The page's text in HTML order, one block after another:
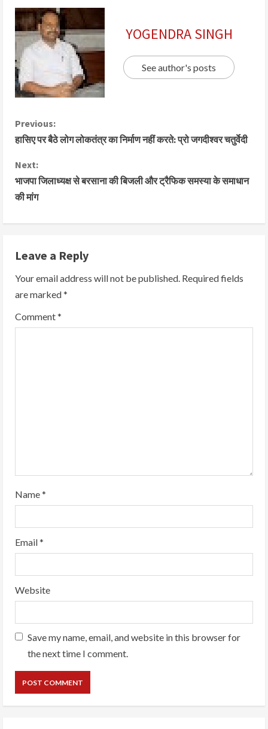
YOGENDRA SINGH
See author's posts
Previous:
हासिए पर बैठे लोग लोकतंत्र का निर्माण नहीं करते: प्रो जगदीश्वर चतुर्वेदी
Next:
भाजपा जिलाध्यक्ष से बरसाना की बिजली और ट्रैफिक समस्या के समाधान
की मांग
Leave a Reply
Your email address will not be published. Required fields
are marked*
Comment*
Name*
Email*
Website
Save my name, email, and website in this browser for
the next time I comment.